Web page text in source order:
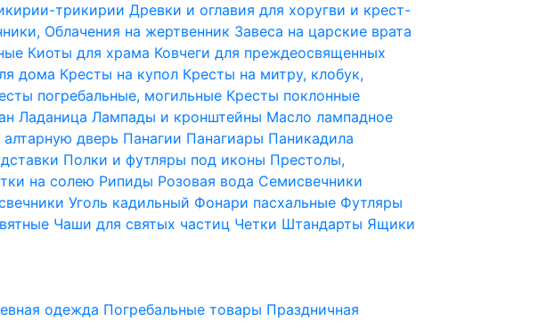
трикирииДревки и оглавия для хоругви и крест-
Облачения на жертвенник Завеса на царские врата
Киоты для храма Ковчеги для преждеосвященных
дома Кресты на купол Кресты на митру, клобук,
погребальные, могильные Кресты поклонные
ЛаданицаЛампады и кронштейны Масло лампадное
дверь Панагии Панагиары Паникадила
Полки и футляры под иконы Престолы,
на солею Рипиды Розовая вода Семисвечники
Уголь кадильный Фонари пасхальные Футляры
Чаши для святых частиц Четки Штандарты Ящики
одежда Погребальные товары Праздничная